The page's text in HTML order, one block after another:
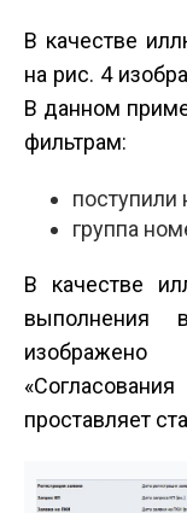
В качестве
на рис. 4
В данном
фильтрам:
поступили
группа
В качестве
выполнения
проставляет